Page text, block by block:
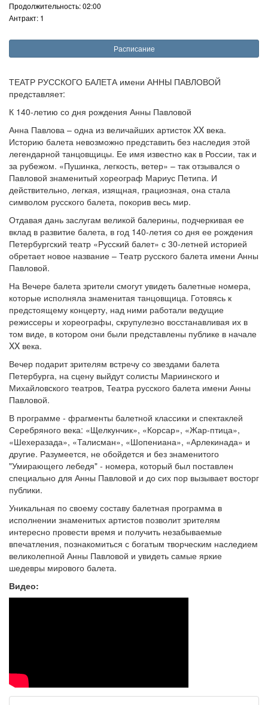
Продолжительность: 02:00
Антракт: 1
Расписание
ТЕАТР РУССКОГО БАЛЕТА имени АННЫ ПАВЛОВОЙ
представляет:
К 140-летию со дня рождения Анны Павловой
Анна Павлова – одна из величайших артисток XX века.
Историю балета невозможно представить без наследия этой
легендарной танцовщицы. Ее имя известно как в России, так и
за рубежом. «Пушинка, легкость, ветер» – так отзывался о
Павловой знаменитый хореограф Мариус Петипа. И
действительно, легкая, изящная, грациозная, она стала
символом русского балета, покорив весь мир.
Отдавая дань заслугам великой балерины, подчеркивая ее
вклад в развитие балета, в год 140-летия со дня ее рождения
Петербургский театр «Русский балет» с 30-летней историей
обретает новое название – Театр русского балета имени Анны
Павловой.
На Вечере балета зрители смогут увидеть балетные номера,
которые исполняла знаменитая танцовщица. Готовясь к
предстоящему концерту, над ними работали ведущие
режиссеры и хореографы, скрупулезно восстанавливая их в
том виде, в котором они были представлены публике в начале
XX века.
Вечер подарит зрителям встречу со звездами балета
Петербурга, на сцену выйдут солисты Мариинского и
Михайловского театров, Театра русского балета имени Анны
Павловой.
В программе - фрагменты балетной классики и спектаклей
Серебряного века: «Щелкунчик», «Корсар», «Жар-птица»,
«Шехеразада», «Талисман», «Шопениана», «Арлекинада» и
другие. Разумеется, не обойдется и без знаменитого
"Умирающего лебедя" - номера, который был поставлен
специально для Анны Павловой и до сих пор вызывает восторг
публики.
Уникальная по своему составу балетная программа в
исполнении знаменитых артистов позволит зрителям
интересно провести время и получить незабываемые
впечатления, познакомиться с богатым творческим наследием
великолепной Анны Павловой и увидеть самые яркие
шедевры мирового балета.
Видео: